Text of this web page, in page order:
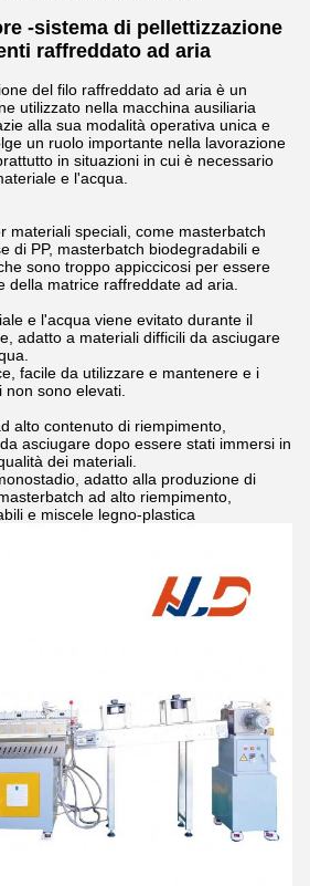
-sistema di pellettizzazione
raffreddato ad aria
del filo raffreddato ad aria è un
utilizzato nella macchina ausiliaria
alla sua modalità operativa unica e
un ruolo importante nella lavorazione
in situazioni in cui è necessario
e l'acqua.
materiali speciali, come masterbatch
di PP, masterbatch biodegradabili e
sono troppo appiccicosi per essere
della matrice raffreddate ad aria.
e l'acqua viene evitato durante il
adatto a materiali difficili da asciugare
facile da utilizzare e mantenere e i
sono elevati.
alto contenuto di riempimento,
asciugare dopo essere stati immersi in
dei materiali.
adatto alla produzione di
ad alto riempimento,
e miscele legno-plastica